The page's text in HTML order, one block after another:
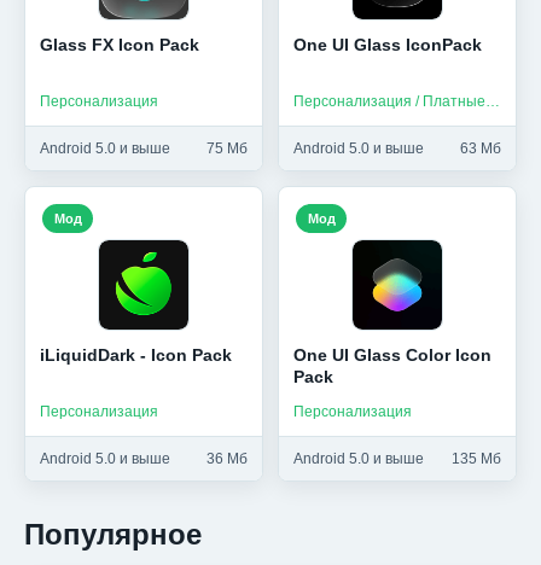
Glass FX Icon Pack
Персонализация
Android 5.0 и выше 75 Мб
One UI Glass IconPack
Персонализация / Платные приложения
Android 5.0 и выше 63 Мб
iLiquidDark - Icon Pack
Персонализация
Android 5.0 и выше 36 Мб
Мод
One UI Glass Color Icon
Pack
Персонализация
Android 5.0 и выше 135 Мб
Мод
Популярное